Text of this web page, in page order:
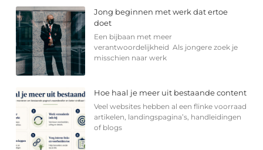
Jong beginnen met werk dat ertoe
doet
Een bijbaan met meer
verantwoordelijkheid Als jongere zoek je
misschien naar werk
Hoe haal je meer uit bestaande content
Veel websites hebben al een flinke voorraad
artikelen, landingspagina’s, handleidingen
of blogs